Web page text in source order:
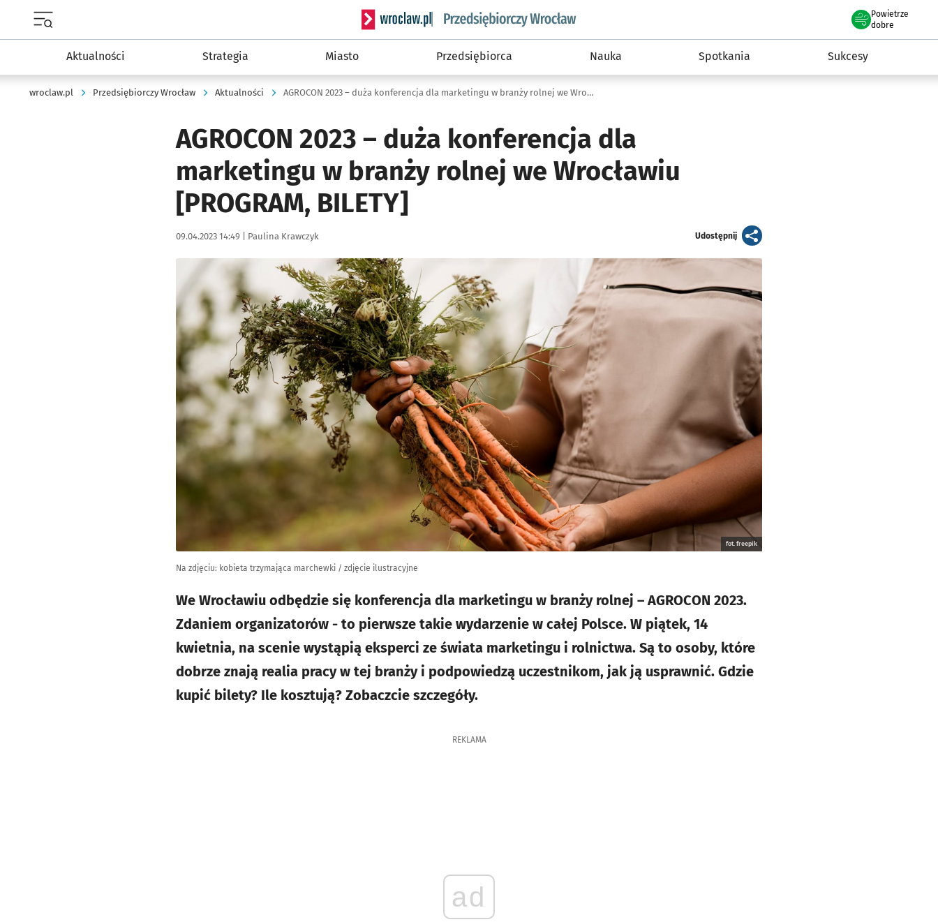
Serwis informacyjny wroclaw.pl podserwis: Strategia rozwoju przedsiębiorczości miasta Wrocławia
Powietrze
we Wrocławiu
dobre
Aktualności Strategia Miasto Przedsiębiorca Nauka Spotkania Sukcesy
wroclaw.pl Przedsiębiorczy Wrocław Aktualności AGROCON 2023 – duża konferencja dla marketingu w branży rolnej we Wrocławiu [PROGRAM, BILETY]
AGROCON 2023 – duża konferencja dla
marketingu w branży rolnej we Wrocławiu
[PROGRAM, BILETY]
Data publikacji:
09.04.2023 14:49 | Autor:
Paulina Krawczyk Udostępnijartykuł
Kliknij, aby powiększyć
fot. freepik
Na zdjęciu: kobieta trzymająca marchewki / zdjęcie ilustracyjne
We Wrocławiu odbędzie się konferencja dla marketingu w branży rolnej – AGROCON 2023.
Zdaniem organizatorów - to pierwsze takie wydarzenie w całej Polsce. W piątek, 14
kwietnia, na scenie wystąpią eksperci ze świata marketingu i rolnictwa. Są to osoby, które
dobrze znają realia pracy w tej branży i podpowiedzą uczestnikom, jak ją usprawnić. Gdzie
kupić bilety? Ile kosztują? Zobaczcie szczegóły.
REKLAMA
ad